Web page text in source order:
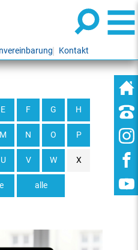
Kontakt
alle
E F G H
M N O P
U V W X